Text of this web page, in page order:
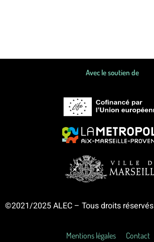
Avec le soutien de
©2021/2025 ALEC – Tous droits réservés
Mentions légales Contact